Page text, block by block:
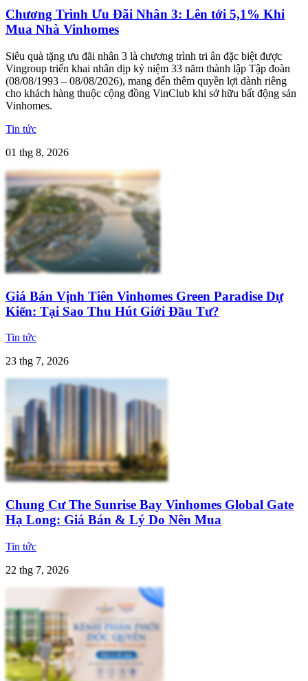
Chương Trình Ưu Đãi Nhân 3: Lên tới 5,1% Khi
Mua Nhà Vinhomes
Siêu quà tặng ưu đãi nhân 3 là chương trình tri ân đặc biệt được
Vingroup triển khai nhân dịp kỷ niệm 33 năm thành lập Tập đoàn
(08/08/1993 – 08/08/2026), mang đến thêm quyền lợi dành riêng
cho khách hàng thuộc cộng đồng VinClub khi sở hữu bất động sản
Vinhomes.
Tin tức
01 thg 8, 2026
Giá Bán Vịnh Tiên Vinhomes Green Paradise Dự
Kiến: Tại Sao Thu Hút Giới Đầu Tư?
Tin tức
23 thg 7, 2026
Chung Cư The Sunrise Bay Vinhomes Global Gate
Hạ Long: Giá Bán & Lý Do Nên Mua
Tin tức
22 thg 7, 2026